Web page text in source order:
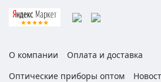
О компании
Оплата и доставка
Оптические приборы оптом